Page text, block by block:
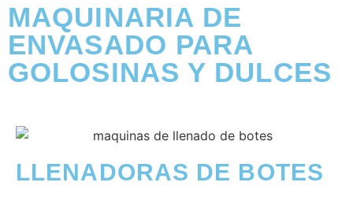
MAQUINARIA DE
ENVASADO PARA
GOLOSINAS Y DULCES
LLENADORAS DE BOTES